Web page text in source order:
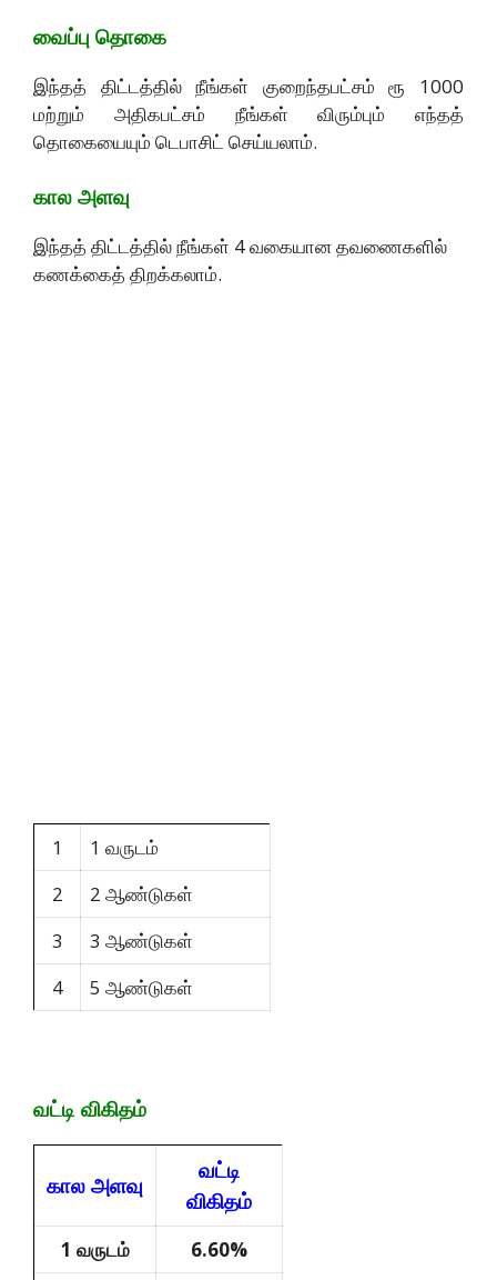
வைப்பு தொகை
இந்தத் திட்டத்தில் நீங்கள் குறைந்தபட்சம் ரூ 1000
மற்றும் அதிகபட்சம் நீங்கள் விரும்பும் எந்தத்
தொகையையும் டெபாசிட் செய்யலாம்.
கால அளவு
இந்தத் திட்டத்தில் நீங்கள் 4 வகையான தவணைகளில்
கணக்கைத் திறக்கலாம்.
1
1 வருடம்
2
2 ஆண்டுகள்
3
3 ஆண்டுகள்
4
5 ஆண்டுகள்
வட்டி விகிதம்
கால அளவு
வட்டி
விகிதம்
1 வருடம்
6.60%